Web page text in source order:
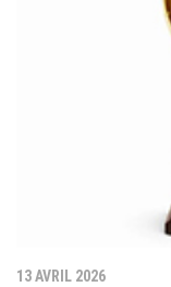
13 AVRIL 2026